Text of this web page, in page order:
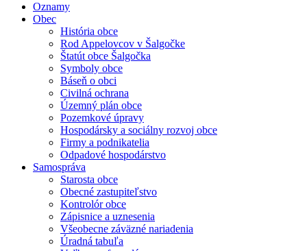
Oznamy
Obec
História obce
Rod Appelovcov v Šalgočke
Štatút obce Šalgočka
Symboly obce
Báseň o obci
Civilná ochrana
Územný plán obce
Pozemkové úpravy
Hospodársky a sociálny rozvoj obce
Firmy a podnikatelia
Odpadové hospodárstvo
Samospráva
Starosta obce
Obecné zastupiteľstvo
Kontrolór obce
Zápisnice a uznesenia
Všeobecne záväzné nariadenia
Úradná tabuľa